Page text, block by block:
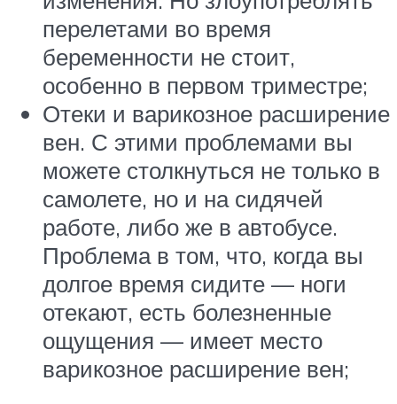
перелетами во время
беременности не стоит,
особенно в первом триместре;
Отеки и варикозное расширение
вен. С этими проблемами вы
можете столкнуться не только в
самолете, но и на сидячей
работе, либо же в автобусе.
Проблема в том, что, когда вы
долгое время сидите — ноги
отекают, есть болезненные
ощущения — имеет место
варикозное расширение вен;